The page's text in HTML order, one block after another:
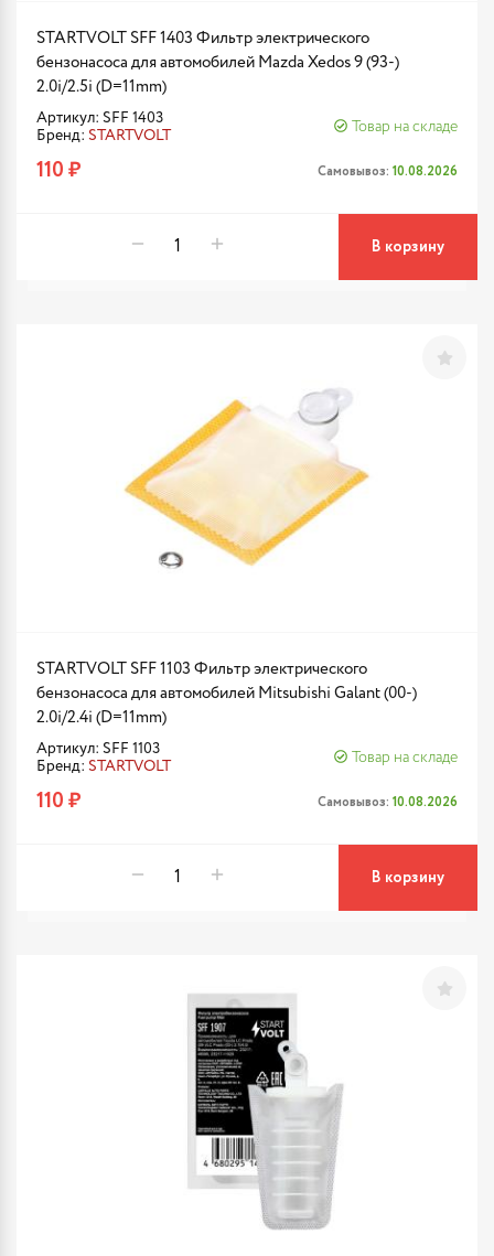
STARTVOLT SFF 1403 Фильтр электрического
бензонасоса для автомобилей Mazda Xedos 9 (93-)
2.0i/2.5i (D=11mm)
Артикул: SFF 1403
Бренд: STARTVOLT
Товар на складе
110 ₽ Самовывоз: 10.08.2026
В корзину
STARTVOLT SFF 1103 Фильтр электрического
бензонасоса для автомобилей Mitsubishi Galant (00-)
2.0i/2.4i (D=11mm)
Артикул: SFF 1103
Бренд: STARTVOLT
Товар на складе
110 ₽ Самовывоз: 10.08.2026
В корзину